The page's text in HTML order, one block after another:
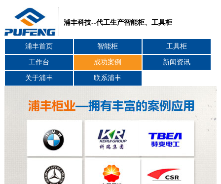
浦丰科技--代工生产智能柜、工具柜
浦丰首页 智能柜 工具柜
工作台 成功案例 新闻资讯
关于浦丰 联系浦丰